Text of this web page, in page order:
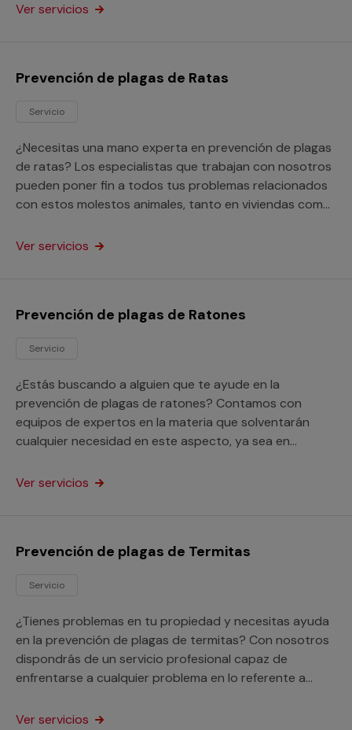
Ver servicios
Prevención de plagas de Ratas
Servicio
¿Necesitas una mano experta en prevención de plagas
de ratas? Los especialistas que trabajan con nosotros
pueden poner fin a todos tus problemas relacionados
con estos molestos animales, tanto en viviendas como
Ver servicios
Prevención de plagas de Ratones
Servicio
¿Estás buscando a alguien que te ayude en la
prevención de plagas de ratones? Contamos con
equipos de expertos en la materia que solventarán
cualquier necesidad en este aspecto, ya sea en
Ver servicios
Prevención de plagas de Termitas
Servicio
¿Tienes problemas en tu propiedad y necesitas ayuda
en la prevención de plagas de termitas? Con nosotros
dispondrás de un servicio profesional capaz de
enfrentarse a cualquier problema en lo referente a
Ver servicios